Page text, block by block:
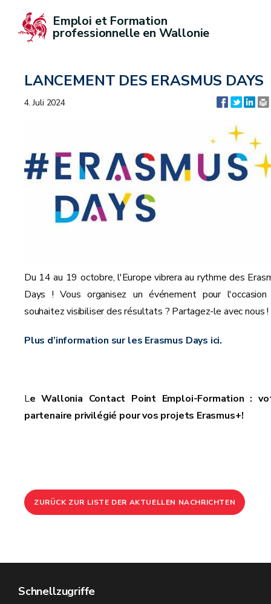
Emploi et Formation
professionnelle en Wallonie
LANCEMENT DES ERASMUS DAYS
4. Juli 2024
Du 14 au 19 octobre, l'Europe vibrera au rythme des
Days ! Vous organisez un événement pour
souhaitez visibiliser des résultats ? Partagez-le avec nous !
Plus d’information sur les Erasmus Days ici.
Le Wallonia Contact Point Emploi-Formation :
partenaire privilégié pour vos projets Erasmus+!
ZURÜCK ZUR LISTE DER AKTUELLEN NACHRICHTEN
Schnellzugriffe